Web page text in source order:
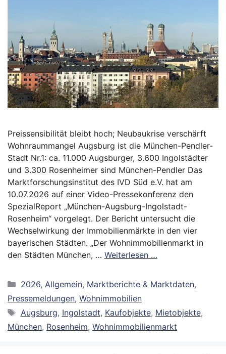
Preissensibilität bleibt hoch; Neubaukrise verschärft
Wohnraummangel Augsburg ist die München-Pendler-
Stadt Nr.1: ca. 11.000 Augsburger, 3.600 Ingolstädter
und 3.300 Rosenheimer sind München-Pendler Das
Marktforschungsinstitut des IVD Süd e.V. hat am
10.07.2026 auf einer Video-Pressekonferenz den
SpezialReport „München-Augsburg-Ingolstadt-
Rosenheim“ vorgelegt. Der Bericht untersucht die
Wechselwirkung der Immobilienmärkte in den vier
bayerischen Städten. „Der Wohnimmobilienmarkt in
den Städten München, … Weiterlesen …
Kategorien
2026, Allgemein, Marktberichte & Marktdaten,
Pressemeldungen, Wohnimmobilien
Schlagwörter
Augsburg, Ingolstadt, Kaufobjekte, Mietobjekte,
München, Rosenheim, Wohnimmobilienmarkt